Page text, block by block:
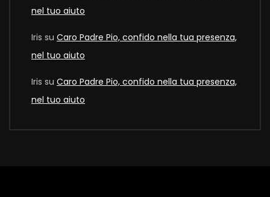
nel tuo aiuto
Iris su Caro Padre Pio, confido nella tua presenza,
nel tuo aiuto
Iris su Caro Padre Pio, confido nella tua presenza,
nel tuo aiuto